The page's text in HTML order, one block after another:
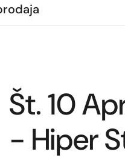
Št. 10
- Hiper